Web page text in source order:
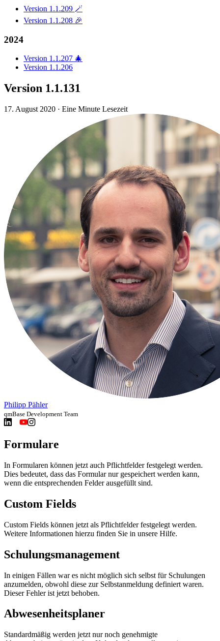
Version 1.1.209 🪄
Version 1.1.208 🎉
2024
Version 1.1.207 🎄
Version 1.1.206
Version 1.1.131
17. August 2020 · Eine Minute Lesezeit
Philipp Pähler
qmBase Development Team
Formulare
In Formularen können jetzt auch Pflichtfelder festgelegt werden.
Dies bedeutet, dass das Formular nur gespeichert werden kann,
wenn die entsprechenden Felder ausgefüllt sind.
Custom Fields
Custom Fields können jetzt als Pflichtfelder festgelegt werden.
Weitere Informationen hierzu finden Sie in unsere Hilfe.
Schulungsmanagement
In einigen Fällen war es nicht möglich sich selbst für Schulungen
anzumelden, obwohl diese zur Selbstanmeldung definiert waren.
Dieser Fehler ist jetzt behoben.
Abwesenheitsplaner
Standardmäßig werden jetzt nur noch genehmigte